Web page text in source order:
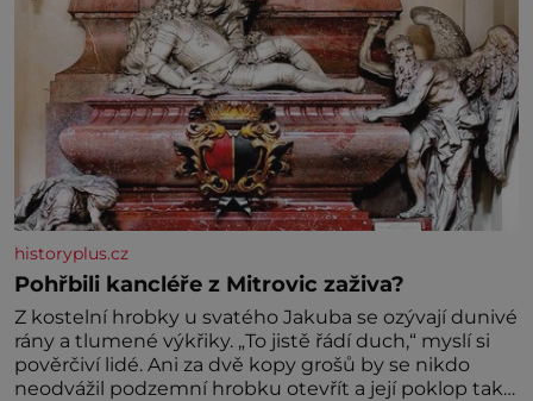
historyplus.cz
Pohřbili kancléře z Mitrovic zaživa?
Z kostelní hrobky u svatého Jakuba se ozývají dunivé
rány a tlumené výkřiky. „To jistě řádí duch,“ myslí si
pověrčiví lidé. Ani za dvě kopy grošů by se nikdo
neodvážil podzemní hrobku otevřít a její poklop tak